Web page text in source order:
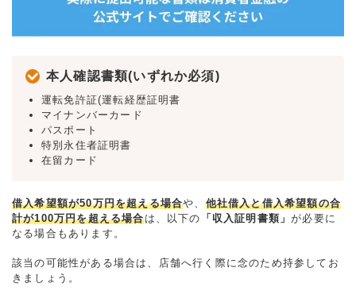
本人確認書類(いずれか必須)
運転免許証(運転経歴証明書
マイナンバーカード
パスポート
特別永住者証明書
在留カード
借入希望額が50万円を超える場合や、 他社借入と借入希望額の合
計が100万円を超える場合は、以下の 「収入証明書類」が必要に
なる場合もあります。
該当の可能性がある場合は、店舗へ行く際に念のため持参してお
きましょう。